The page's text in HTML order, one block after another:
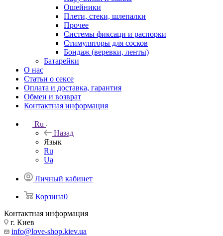
Ошейники
Плети, стеки, шлепалки
Прочее
Системы фиксаци и распорки
Стимуляторы для сосков
Бондаж (веревки, ленты)
Батарейки
О нас
Статьи о сексе
Оплата и доставка, гарантия
Обмен и возврат
Контактная информация
Ru
Назад
Язык
Ru
Ua
Личный кабинет
Корзина0
Контактная информация
г. Киев
info@love-shop.kiev.ua